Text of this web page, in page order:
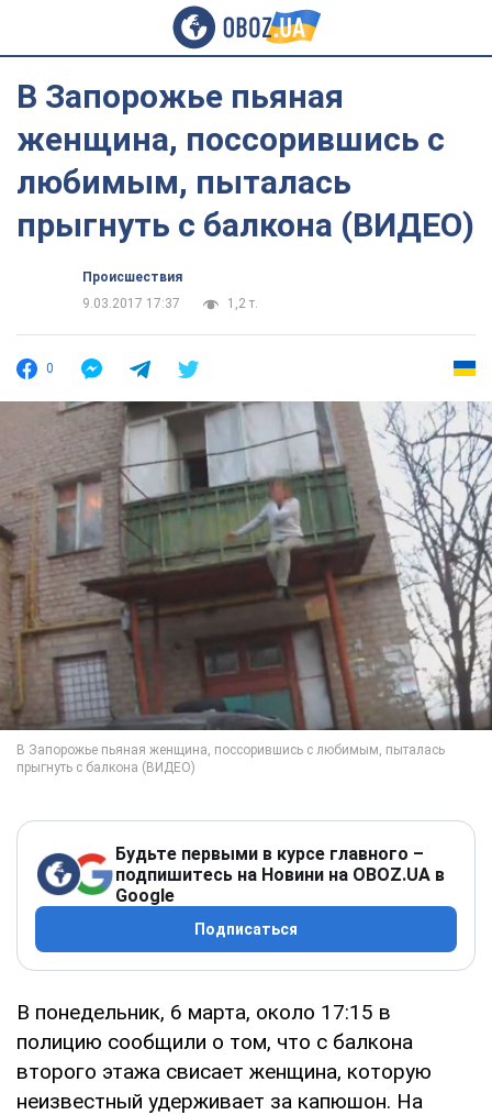
В Запорожье пьяная
женщина, поссорившись с
любимым, пыталась
прыгнуть с балкона (ВИДЕО)
Происшествия
9.03.2017 17:37
1,2 т.
0
Будьте первыми в курсе главного –
подпишитесь на Новини на OBOZ.UA в
Google
Подписаться
В понедельник, 6 марта, около 17:15 в
полицию сообщили о том, что с балкона
второго этажа свисает женщина, которую
неизвестный удерживает за капюшон. На